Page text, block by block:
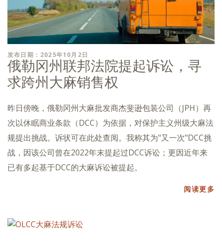
发布日期：2025年10月2日
俄勒冈州联邦法院提起诉讼，寻
求跨州大麻销售权
昨日傍晚，俄勒冈州大麻批发商杰斐逊包装公司（JPH）再
次以休眠商业条款（DCC）为依据，对保护主义州级大麻法
规提出挑战。诉状可在此处查阅。我称其为"又一次"DCC挑
战，因该公司曾在2022年末提起过DCC诉讼；更因近年来
已有多起基于DCC的大麻诉讼被提起。
阅读更多